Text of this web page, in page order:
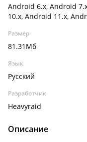
Android 6.x, Android
10.x, Android 11.x,
Размер
81.31Мб
Язык
Русский
Разработчик
Heavyraid
Описание